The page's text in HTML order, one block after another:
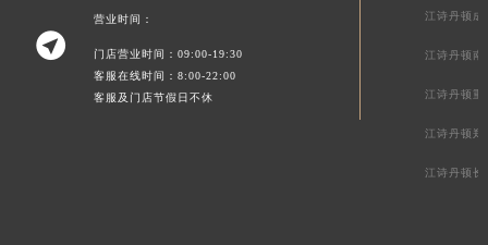

营业时间：
门店营业时间：09:00-19:30
客服在线时间：8:00-22:00
客服及门店节假日不休
江诗丹顿成
江诗丹顿南
江诗丹顿重
江诗丹顿郑
江诗丹顿长